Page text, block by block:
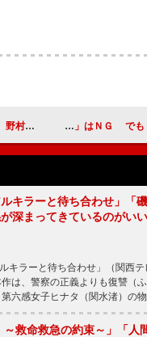
思った」 平愛梨、「料理ができ過
ルキラーと待ち合わせ」「
深まってきているのがい
キラーと待ち合わせ」（関西
は、警察の正義よりも復讐（
六感女子ヒナタ（関水渚）の
～救命救急の約束～」「